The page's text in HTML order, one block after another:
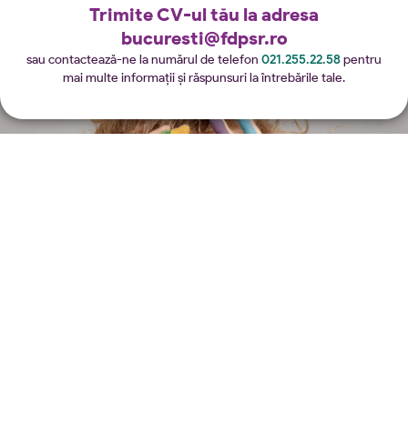
Trimite CV-ul tău la adresa
bucuresti@fdpsr.ro
sau contactează-ne la numărul de telefon 021.255.22.58pentru
mai multe informații și răspunsuri la întrebările tale.